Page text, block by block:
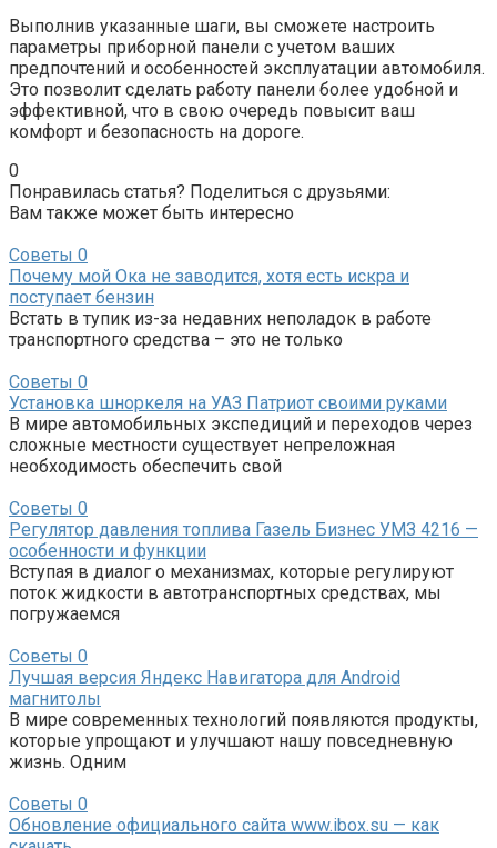
Выполнив указанные шаги, вы сможете настроить
параметры приборной панели с учетом ваших
предпочтений и особенностей эксплуатации автомобиля.
Это позволит сделать работу панели более удобной и
эффективной, что в свою очередь повысит ваш
комфорт и безопасность на дороге.
0
Понравилась статья? Поделиться с друзьями:
Вам также может быть интересно
Советы 0
Почему мой Ока не заводится, хотя есть искра и
поступает бензин
Встать в тупик из-за недавних неполадок в работе
транспортного средства – это не только
Советы 0
Установка шноркеля на УАЗ Патриот своими руками
В мире автомобильных экспедиций и переходов через
сложные местности существует непреложная
необходимость обеспечить свой
Советы 0
Регулятор давления топлива Газель Бизнес УМЗ 4216 —
особенности и функции
Вступая в диалог о механизмах, которые регулируют
поток жидкости в автотранспортных средствах, мы
погружаемся
Советы 0
Лучшая версия Яндекс Навигатора для Android
магнитолы
В мире современных технологий появляются продукты,
которые упрощают и улучшают нашу повседневную
жизнь. Одним
Советы 0
Обновление официального сайта www.ibox.su — как